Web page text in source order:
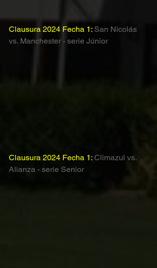
Clausura 2024 Fecha 1: San Nicolás
vs. Manchester - serie Júnior
Clausura 2024 Fecha 1: Climazul vs.
Alianza - serie Senior